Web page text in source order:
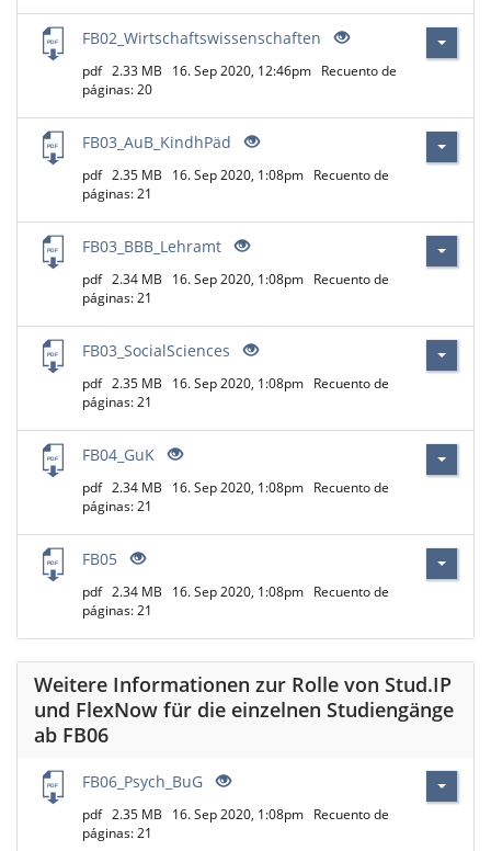
FB02_Wirtschaftswissenschaften
pdf 2.33 MB 16. Sep 2020, 12:46pm Recuento de
páginas: 20
FB03_AuB_KindhPäd
pdf 2.35 MB 16. Sep 2020, 1:08pm Recuento de
páginas: 21
FB03_BBB_Lehramt
pdf 2.34 MB 16. Sep 2020, 1:08pm Recuento de
páginas: 21
FB03_SocialSciences
pdf 2.35 MB 16. Sep 2020, 1:08pm Recuento de
páginas: 21
FB04_GuK
pdf 2.34 MB 16. Sep 2020, 1:08pm Recuento de
páginas: 21
FB05
pdf 2.34 MB 16. Sep 2020, 1:08pm Recuento de
páginas: 21
Weitere Informationen zur Rolle von Stud.IP
und FlexNow für die einzelnen Studiengänge
ab FB06
FB06_Psych_BuG
pdf 2.35 MB 16. Sep 2020, 1:08pm Recuento de
páginas: 21